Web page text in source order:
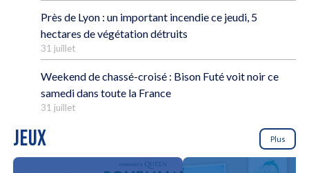
Près de Lyon : un important incendie ce jeudi, 5
hectares de végétation détruits
31 juillet
Weekend de chassé-croisé : Bison Futé voit noir ce
samedi dans toute la France
31 juillet
JEUX Plus